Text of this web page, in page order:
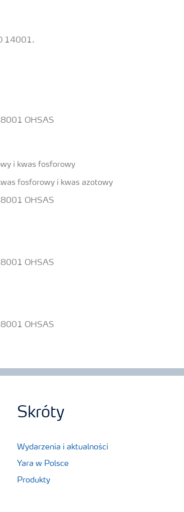
14001.
OHSAS
i kwas fosforowy
fosforowy i kwas azotowy
OHSAS
OHSAS
OHSAS
Skróty
Wydarzenia i aktualności
Yara w Polsce
Produkty